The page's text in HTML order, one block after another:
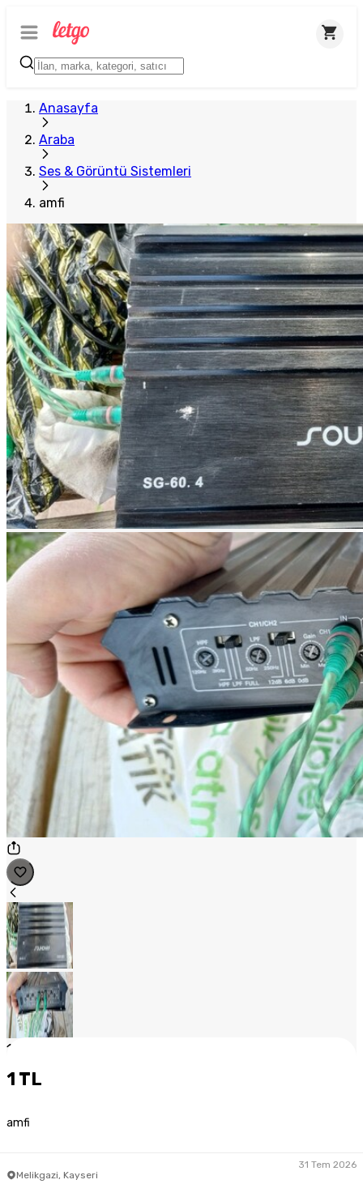
Anasayfa
Araba
Ses & Görüntü Sistemleri
amfi
1
1 TL
amfi
Melikgazi, Kayseri
31 Tem 2026